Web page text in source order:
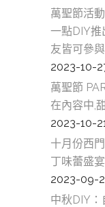
萬聖節活
一點DIY推
友皆可參
2023-10-
萬聖節
在內容中,
2023-10-
十月份西
丁味蕾盛
2023-09-
中秋DIY：